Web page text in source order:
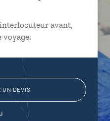
avant,
voyage.
UN DEVIS